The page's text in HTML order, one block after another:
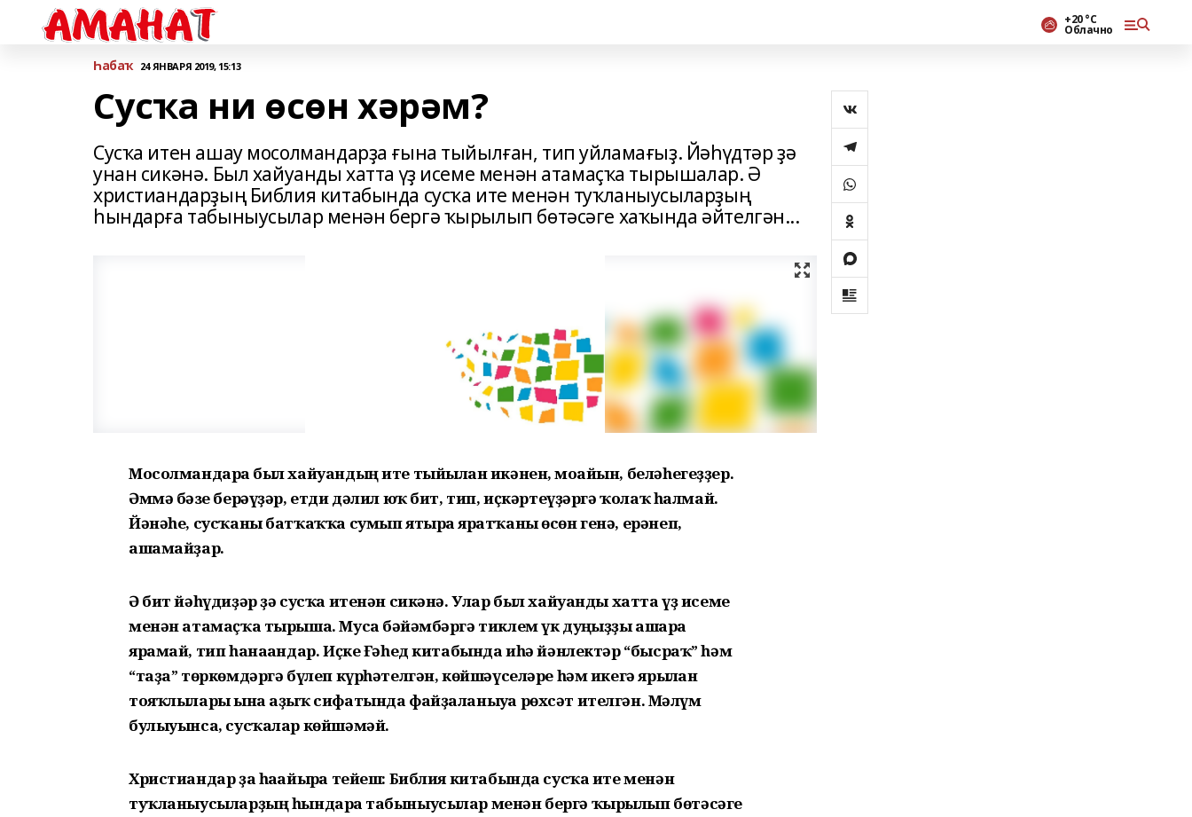
+20 °С
Облачно
Һабаҡ 24 ЯНВАРЯ 2019, 15:13
Сусҡа ни өсөн хәрәм?
Сусҡа итен ашау мосолмандарҙа ғына тыйылған, тип уйламағыҙ. Йәһүдтәр ҙә
унан сикәнә. Был хайуанды хатта үҙ исеме менән атамаҫҡа тырышалар. Ә
христиандарҙың Библия китабында сусҡа ите менән туҡланыусыларҙың
һындарға табыныусылар менән бергә ҡырылып бөтәсәге хаҡында әйтелгән...
Мосолмандарға был хайуандың ите тыйылған икәнен, моғайын, беләһегеҙҙер.
Әммә бәғзе берәүҙәр, етди дәлил юҡ бит, тип, иҫкәртеүҙәргә ҡолаҡ һалмай.
Йәнәһе, сусҡаны батҡаҡҡа сумып ятырға яратҡаны өсөн генә, ерәнеп,
ашамайҙар.
Ә бит йәһүдиҙәр ҙә сусҡа итенән сикәнә. Улар был хайуанды хатта үҙ исеме
менән атамаҫҡа тырыша. Муса бәйғәмбәргә тиклем үк дуңғыҙҙы ашарға
ярамай, тип һанағандар. Иҫке Ғәһед китабында иһә йәнлектәр “бысраҡ” һәм
“таҙа” төркөмдәргә бүлеп күрһәтелгән, көйшәүселәре һәм икегә ярылған
тояҡлылары ғына аҙыҡ сифатында файҙаланыуға рөхсәт ителгән. Мәғлүм
булыуынса, сусҡалар көйшәмәй.
Христиандар ҙа һағайырға тейеш: Библия китабында сусҡа ите менән
туҡланыусыларҙың һындарға табыныусылар менән бергә ҡырылып бөтәсәге